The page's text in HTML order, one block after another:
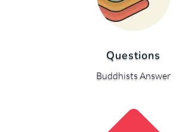
Questions
Buddhists Answer